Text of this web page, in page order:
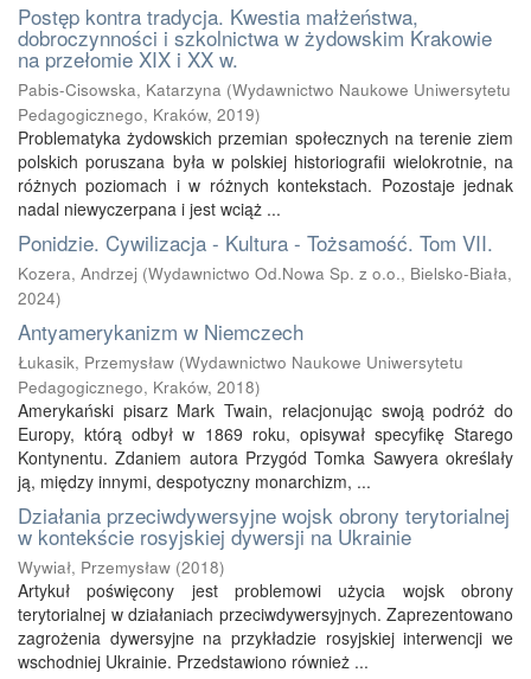
Postęp kontra tradycja. Kwestia małżeństwa,
dobroczynności i szkolnictwa w żydowskim Krakowie
na przełomie XIX i XX w.
Pabis-Cisowska, Katarzyna (Wydawnictwo Naukowe Uniwersytetu
Pedagogicznego, Kraków, 2019)
Problematyka żydowskich przemian społecznych na terenie ziem
polskich poruszana była w polskiej historiografii wielokrotnie, na
różnych poziomach i w różnych kontekstach. Pozostaje jednak
nadal niewyczerpana i jest wciąż ...
Ponidzie. Cywilizacja - Kultura - Tożsamość. Tom VII.
Kozera, Andrzej (Wydawnictwo Od.Nowa Sp. z o.o., Bielsko-Biała,
2024)
Antyamerykanizm w Niemczech
Łukasik, Przemysław (Wydawnictwo Naukowe Uniwersytetu
Pedagogicznego, Kraków, 2018)
Amerykański pisarz Mark Twain, relacjonując swoją podróż do
Europy, którą odbył w 1869 roku, opisywał specyfikę Starego
Kontynentu. Zdaniem autora Przygód Tomka Sawyera określały
ją, między innymi, despotyczny monarchizm, ...
Działania przeciwdywersyjne wojsk obrony terytorialnej
w kontekście rosyjskiej dywersji na Ukrainie
Wywiał, Przemysław (2018)
Artykuł poświęcony jest problemowi użycia wojsk obrony
terytorialnej w działaniach przeciwdywersyjnych. Zaprezentowano
zagrożenia dywersyjne na przykładzie rosyjskiej interwencji we
wschodniej Ukrainie. Przedstawiono również ...